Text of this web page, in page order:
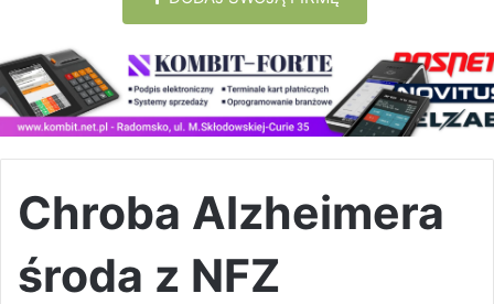
Chroba Alzheimera
środa z NFZ